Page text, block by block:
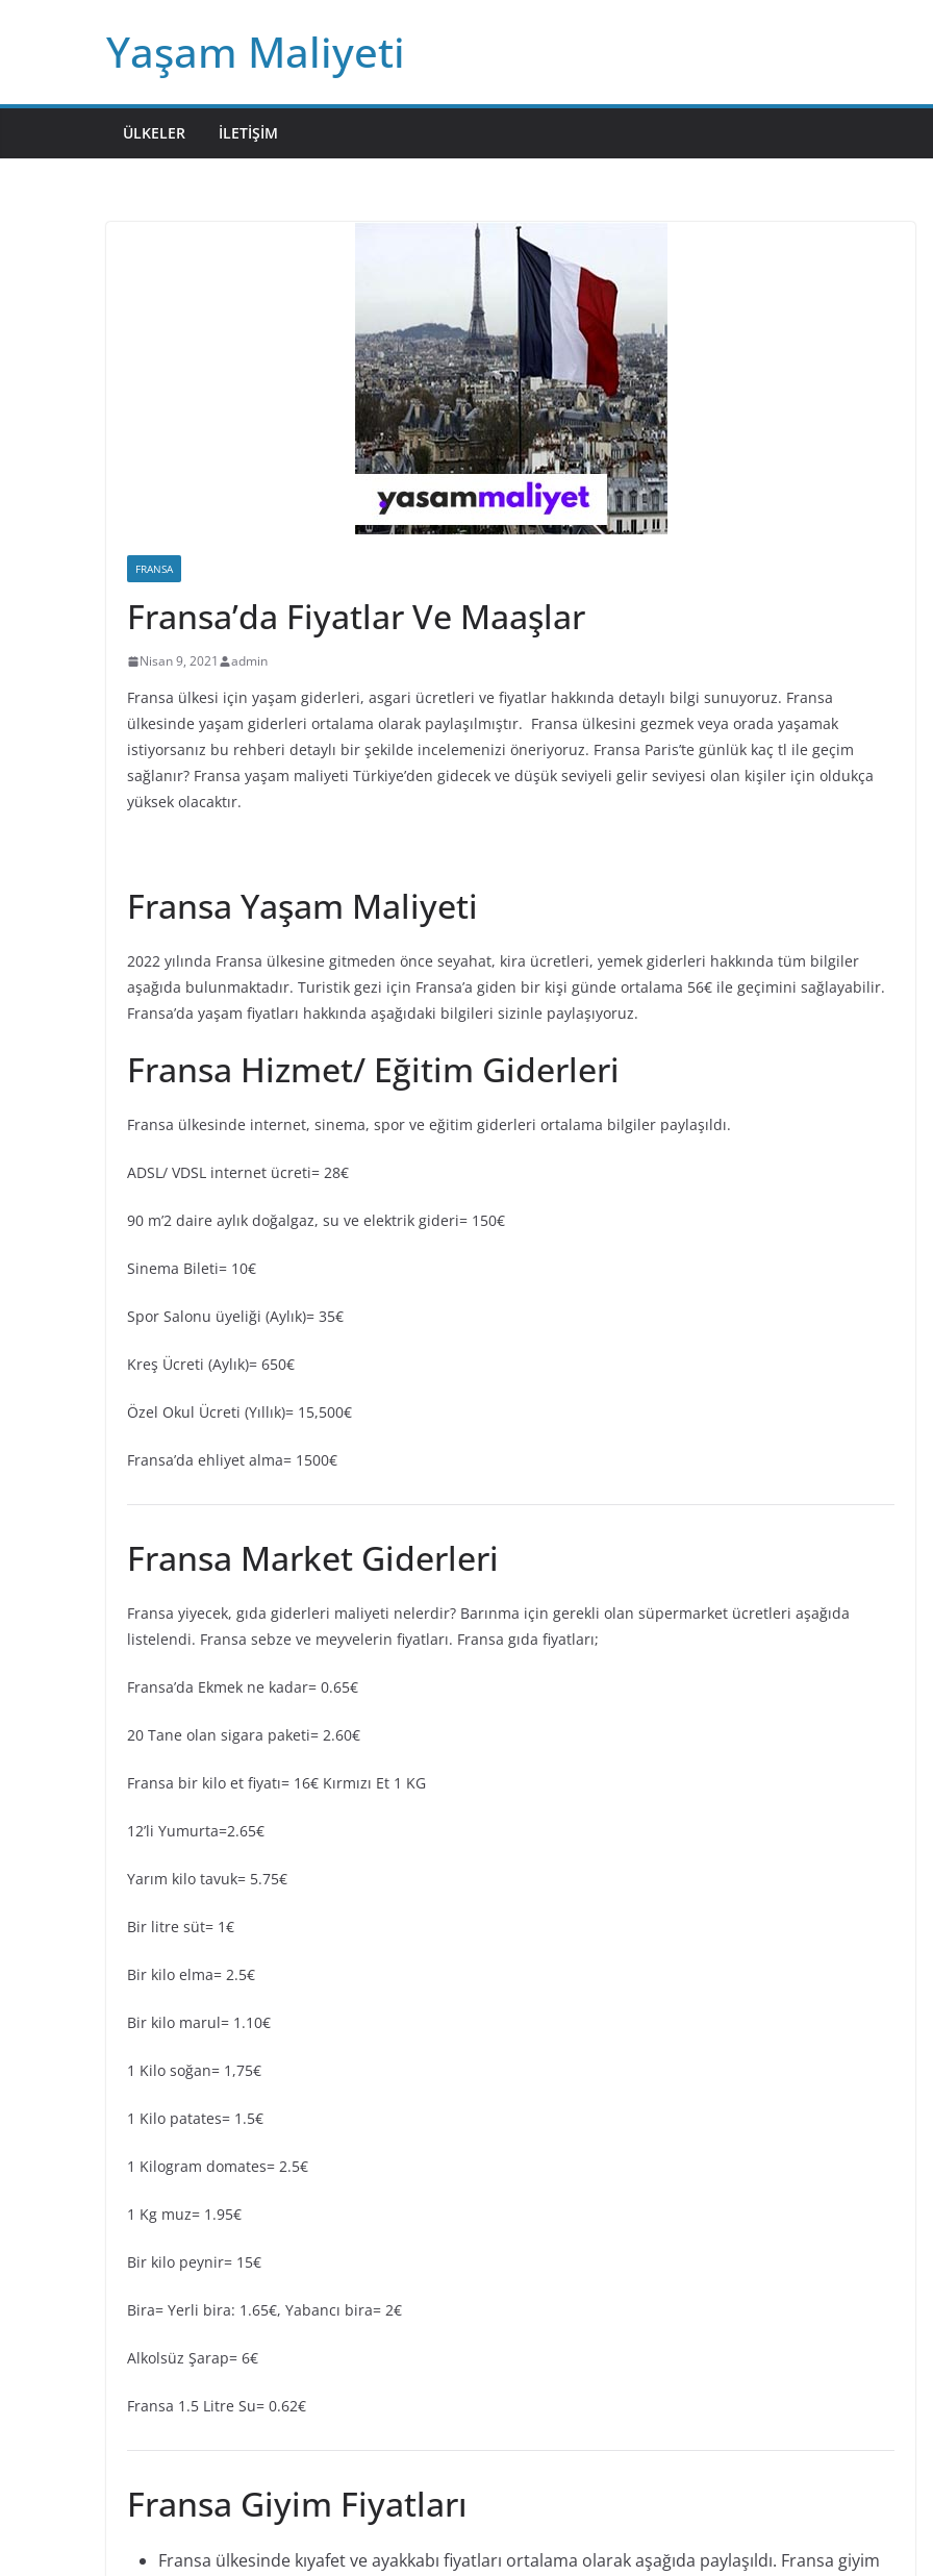
Yaşam Maliyeti
ÜLKELER İLETIŞIM
FRANSA
Fransa’da Fiyatlar Ve Maaşlar
Nisan 9, 2021 admin
Fransa ülkesi için yaşam giderleri, asgari ücretleri ve fiyatlar hakkında detaylı bilgi sunuyoruz. Fransa
ülkesinde yaşam giderleri ortalama olarak paylaşılmıştır. Fransa ülkesini gezmek veya orada yaşamak
istiyorsanız bu rehberi detaylı bir şekilde incelemenizi öneriyoruz. Fransa Paris’te günlük kaç tl ile geçim
sağlanır? Fransa yaşam maliyeti Türkiye’den gidecek ve düşük seviyeli gelir seviyesi olan kişiler için oldukça
yüksek olacaktır.
Fransa Yaşam Maliyeti
2022 yılında Fransa ülkesine gitmeden önce seyahat, kira ücretleri, yemek giderleri hakkında tüm bilgiler
aşağıda bulunmaktadır. Turistik gezi için Fransa’a giden bir kişi günde ortalama 56€ ile geçimini sağlayabilir.
Fransa’da yaşam fiyatları hakkında aşağıdaki bilgileri sizinle paylaşıyoruz.
Fransa Hizmet/ Eğitim Giderleri
Fransa ülkesinde internet, sinema, spor ve eğitim giderleri ortalama bilgiler paylaşıldı.
ADSL/ VDSL internet ücreti= 28€
90 m’2 daire aylık doğalgaz, su ve elektrik gideri= 150€
Sinema Bileti= 10€
Spor Salonu üyeliği (Aylık)= 35€
Kreş Ücreti (Aylık)= 650€
Özel Okul Ücreti (Yıllık)= 15,500€
Fransa’da ehliyet alma= 1500€
Fransa Market Giderleri
Fransa yiyecek, gıda giderleri maliyeti nelerdir? Barınma için gerekli olan süpermarket ücretleri aşağıda
listelendi. Fransa sebze ve meyvelerin fiyatları. Fransa gıda fiyatları;
Fransa’da Ekmek ne kadar= 0.65€
20 Tane olan sigara paketi= 2.60€
Fransa bir kilo et fiyatı= 16€ Kırmızı Et 1 KG
12’li Yumurta=2.65€
Yarım kilo tavuk= 5.75€
Bir litre süt= 1€
Bir kilo elma= 2.5€
Bir kilo marul= 1.10€
1 Kilo soğan= 1,75€
1 Kilo patates= 1.5€
1 Kilogram domates= 2.5€
1 Kg muz= 1.95€
Bir kilo peynir= 15€
Bira= Yerli bira: 1.65€, Yabancı bira= 2€
Alkolsüz Şarap= 6€
Fransa 1.5 Litre Su= 0.62€
Fransa Giyim Fiyatları
Fransa ülkesinde kıyafet ve ayakkabı fiyatları ortalama olarak aşağıda paylaşıldı. Fransa giyim